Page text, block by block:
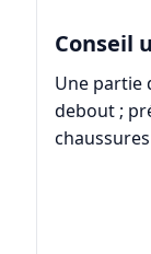
Conseil
Une partie
debout ;